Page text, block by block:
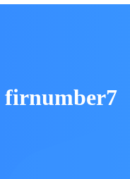
firnumber7